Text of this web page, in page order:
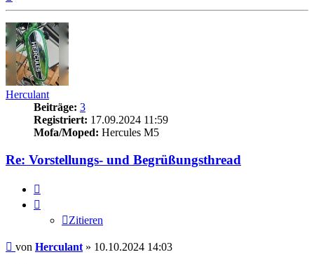
oben
Herculant
Beiträge: 3
Registriert: 17.09.2024 11:59
Mofa/Moped: Hercules M5
Re: Vorstellungs- und Begrüßungsthread
Zitieren
Beitrag
von Herculant » 10.10.2024 14:03